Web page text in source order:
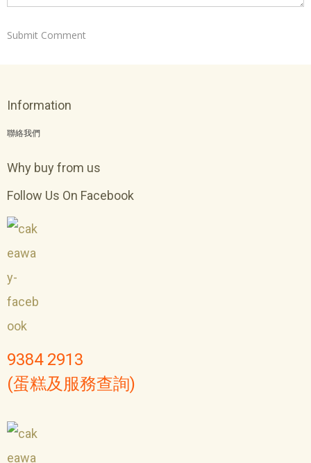
Information
聯絡我們
Why buy from us
Follow Us On Facebook
9384 2913
(蛋糕及服務查詢)